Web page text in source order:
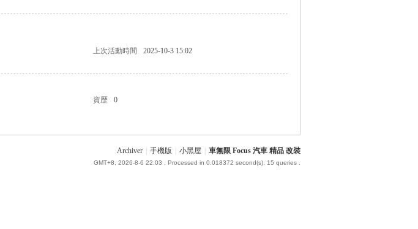
上次活動時間
2025-10-3 15:02
資歷
0
Archiver 手機版 小黑屋 車無限 Focus 汽車 精品 改裝
GMT+8, 2026-8-6 22:03 , Processed in 0.018372 second(s), 15 queries .